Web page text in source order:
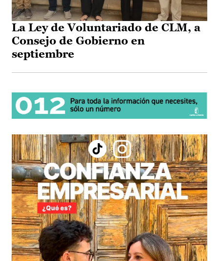
La Ley de Voluntariado de CLM, a
Consejo de Gobierno en
septiembre